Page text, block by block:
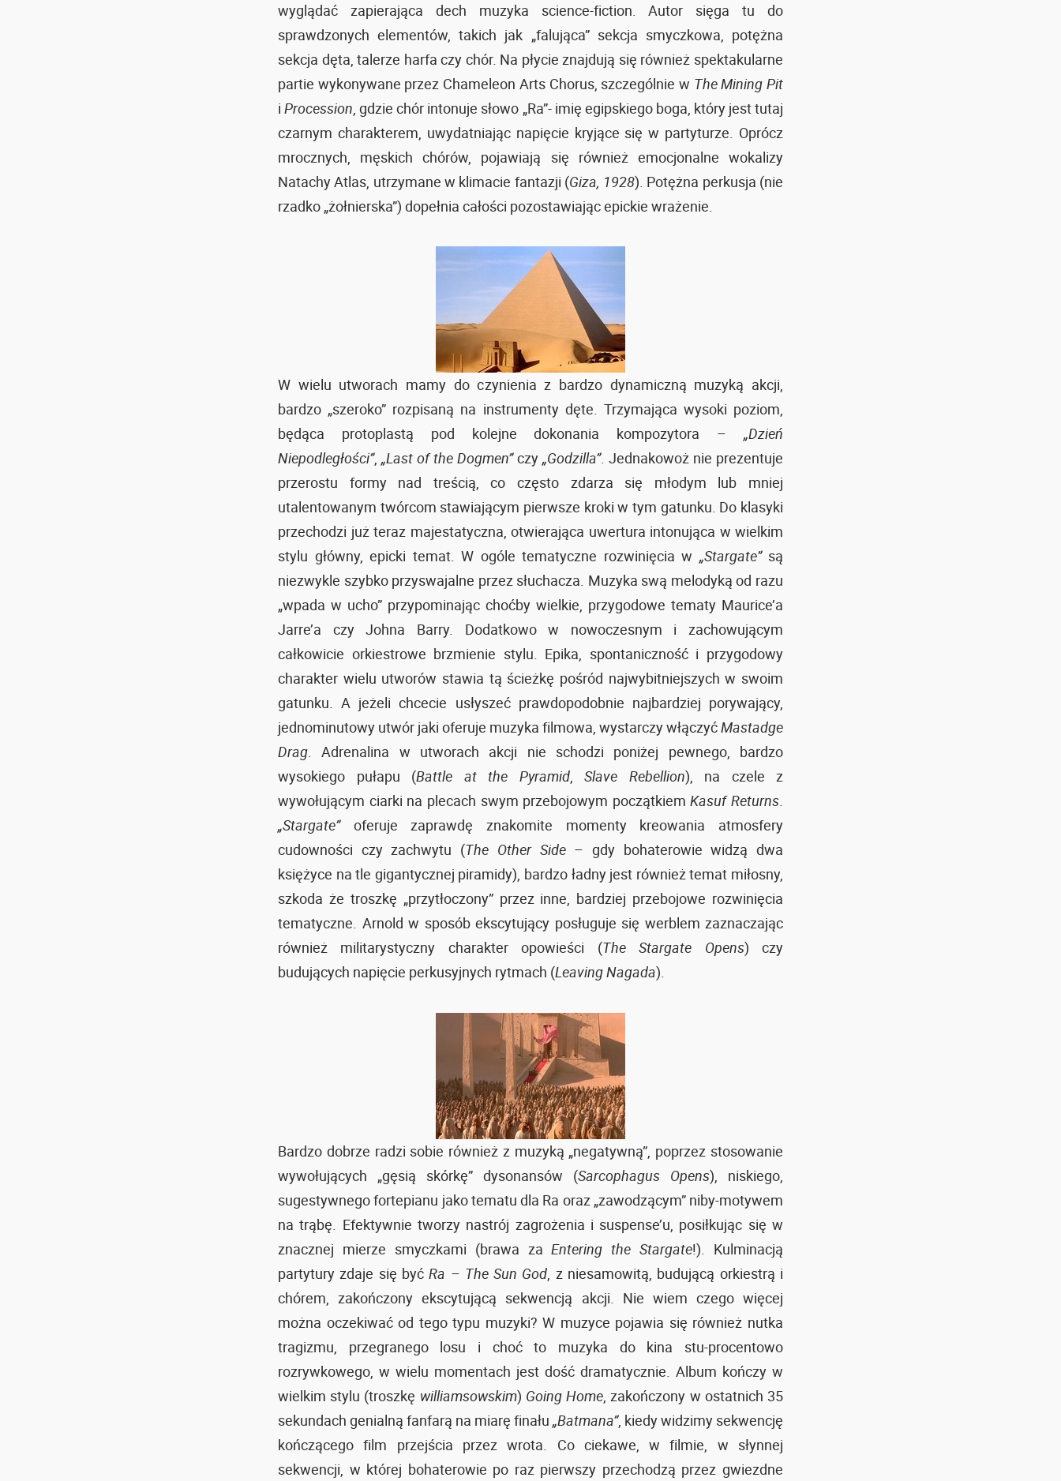
wyglądać zapierająca dech muzyka science-fiction. Autor sięga tu do
sprawdzonych elementów, takich jak „falująca” sekcja smyczkowa, potężna
sekcja dęta, talerze harfa czy chór. Na płycie znajdują się również spektakularne
partie wykonywane przez Chameleon Arts Chorus, szczególnie w The Mining Pit
iProcession, gdzie chór intonuje słowo „Ra”- imię egipskiego boga, który jest tutaj
czarnym charakterem, uwydatniając napięcie kryjące się w partyturze. Oprócz
mrocznych, męskich chórów, pojawiają się również emocjonalne wokalizy
Natachy Atlas, utrzymane w klimacie fantazji (Giza, 1928). Potężna perkusja (nie
rzadko „żołnierska”) dopełnia całości pozostawiając epickie wrażenie.
W wielu utworach mamy do czynienia z bardzo dynamiczną muzyką akcji,
bardzo „szeroko” rozpisaną na instrumenty dęte. Trzymająca wysoki poziom,
będąca protoplastą pod kolejne dokonania kompozytora – „Dzień
Niepodległości”, „Last of the Dogmen”czy „Godzilla”. Jednakowoż nie prezentuje
przerostu formy nad treścią, co często zdarza się młodym lub mniej
utalentowanym twórcom stawiającym pierwsze kroki w tym gatunku. Do klasyki
przechodzi już teraz majestatyczna, otwierająca uwertura intonująca w wielkim
stylu główny, epicki temat. W ogóle tematyczne rozwinięcia w „Stargate”są
niezwykle szybko przyswajalne przez słuchacza. Muzyka swą melodyką od razu
„wpada w ucho” przypominając choćby wielkie, przygodowe tematy Maurice’a
Jarre’a czy Johna Barry. Dodatkowo w nowoczesnym i zachowującym
całkowicie orkiestrowe brzmienie stylu. Epika, spontaniczność i przygodowy
charakter wielu utworów stawia tą ścieżkę pośród najwybitniejszych w swoim
gatunku. A jeżeli chcecie usłyszeć prawdopodobnie najbardziej porywający,
jednominutowy utwór jaki oferuje muzyka filmowa, wystarczy włączyćMastadge
Drag. Adrenalina w utworach akcji nie schodzi poniżej pewnego, bardzo
wysokiego pułapu (Battle at the Pyramid, Slave Rebellion), na czele z
wywołującym ciarki na plecach swym przebojowym początkiemKasuf Returns.
„Stargate”oferuje zaprawdę znakomite momenty kreowania atmosfery
cudowności czy zachwytu (The Other Side– gdy bohaterowie widzą dwa
księżyce na tle gigantycznej piramidy), bardzo ładny jest również temat miłosny,
szkoda że troszkę „przytłoczony” przez inne, bardziej przebojowe rozwinięcia
tematyczne. Arnold w sposób ekscytujący posługuje się werblem zaznaczając
również militarystyczny charakter opowieści (The Stargate Opens) czy
budujących napięcie perkusyjnych rytmach (Leaving Nagada).
Bardzo dobrze radzi sobie również z muzyką „negatywną”, poprzez stosowanie
wywołujących „gęsią skórkę” dysonansów (Sarcophagus Opens), niskiego,
sugestywnego fortepianu jako tematu dla Ra oraz „zawodzącym” niby-motywem
na trąbę. Efektywnie tworzy nastrój zagrożenia i suspense’u, posiłkując się w
znacznej mierze smyczkami (brawa zaEntering the Stargate!). Kulminacją
partytury zdaje się byćRa – The Sun God , z niesamowitą, budującą orkiestrą i
chórem, zakończony ekscytującą sekwencją akcji. Nie wiem czego więcej
można oczekiwać od tego typu muzyki? W muzyce pojawia się również nutka
tragizmu, przegranego losu i choć to muzyka do kina stu-procentowo
rozrywkowego, w wielu momentach jest dość dramatycznie. Album kończy w
wielkim stylu (troszkę williamsowskim) Going Home , zakończony w ostatnich 35
sekundach genialną fanfarą na miarę finału „Batmana”, kiedy widzimy sekwencję
kończącego film przejścia przez wrota. Co ciekawe, w filmie, w słynnej
sekwencji, w której bohaterowie po raz pierwszy przechodzą przez gwiezdne